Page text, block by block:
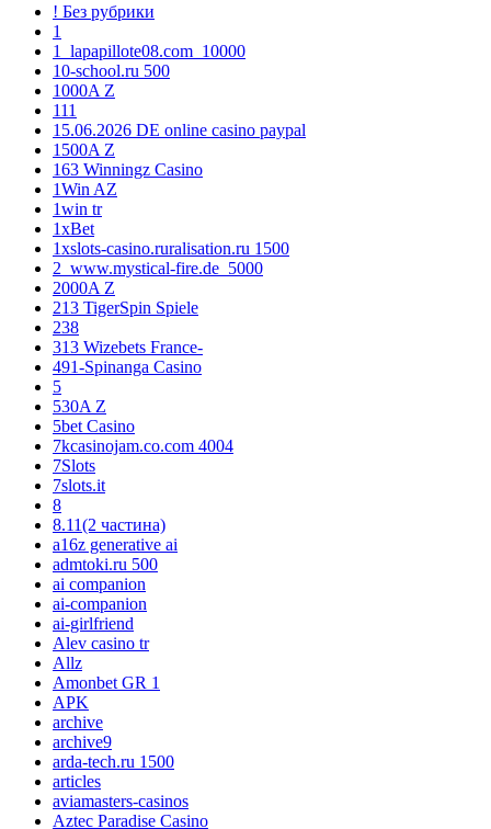
! Без рубрики
1
1_lapapillote08.com_10000
10-school.ru 500
1000A Z
111
15.06.2026 DE online casino paypal
1500A Z
163 Winningz Casino
1Win AZ
1win tr
1xBet
1xslots-casino.ruralisation.ru 1500
2_www.mystical-fire.de_5000
2000A Z
213 TigerSpin Spiele
238
313 Wizebets France-
491-Spinanga Casino
5
530A Z
5bet Casino
7kcasinojam.co.com 4004
7Slots
7slots.it
8
8.11(2 частина)
a16z generative ai
admtoki.ru 500
ai companion
ai-companion
ai-girlfriend
Alev casino tr
Allz
Amonbet GR 1
APK
archive
archive9
arda-tech.ru 1500
articles
aviamasters-casinos
Aztec Paradise Casino